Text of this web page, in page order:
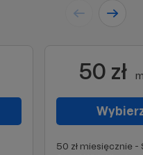
50 zł
50 zł miesięcznie -